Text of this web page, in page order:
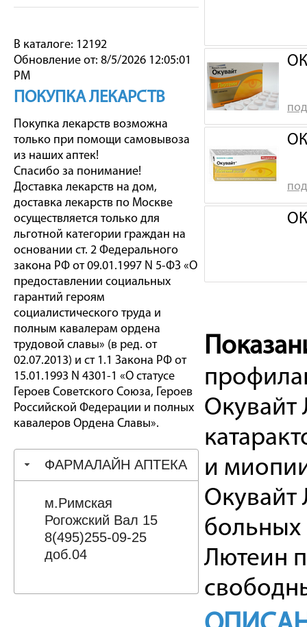
В каталоге: 12192
Обновление от: 8/5/2026 12:05:01
PM
ПОКУПКА ЛЕКАРСТВ
Покупка лекарств возможна
только при помощи самовывоза
из наших аптек!
Спасибо за понимание!
Доставка лекарств на дом,
доставка лекарств по Москве
осуществляется только для
льготной категории граждан на
основании ст. 2 Федерального
закона РФ от 09.01.1997 N 5-ФЗ «О
предоставлении социальных
гарантий героям
социалистического труда и
полным кавалерам ордена
трудовой славы» (в ред. от
02.07.2013) и ст 1.1 Закона РФ от
15.01.1993 N 4301-1 «О статусе
Героев Советского Союза, Героев
Российской Федерации и полных
кавалеров Ордена Славы».
ФАРМАЛАЙН АПТЕКА
м.Римская
Рогожский Вал 15
8(495)255-09-25
доб.04
Окувайт
и
Окувайт
больных
Лютеин